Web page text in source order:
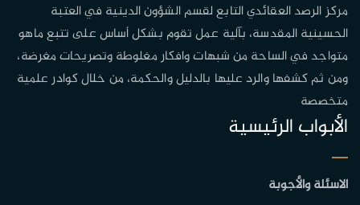
مركز الرصد العقائدي التابع لقسم الشؤون الدينية في العتبة
الحسينية المقدسة، بآلية عمل تقوم بشكل أساس على تتبع ماهو
متواجد في الساحة من شبهات وافكار مغلوطة وتصريحات مغرضة،
ومن ثم كشفها والرد عليها بالدليل والحكمة، من خلال كوادر علمية
متخصصة
الأبواب الرئيسية
الاسئلة والأجوبة